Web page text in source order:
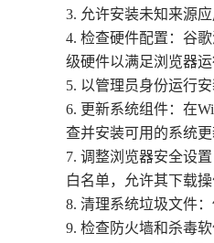
3. 允许安装未知来源
4. 检查硬件配置：谷
级硬件以满足浏览器运
5. 以管理员身份运行
6. 更新系统组件：在
查并安装可用的系统
7. 调整浏览器安全设
白名单，允许其下载操
8. 清理系统垃圾文件
9. 检查防火墙和杀毒